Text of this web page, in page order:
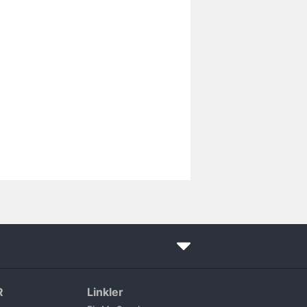
Linkler